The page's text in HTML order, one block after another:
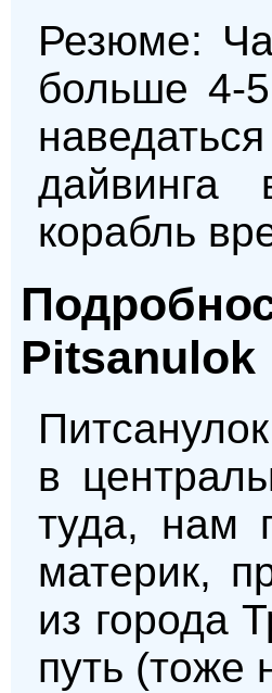
Резюме:
больше 4-
корабль
Pitsanulok
в
туда, нам
материк,
из города
путь (тоже